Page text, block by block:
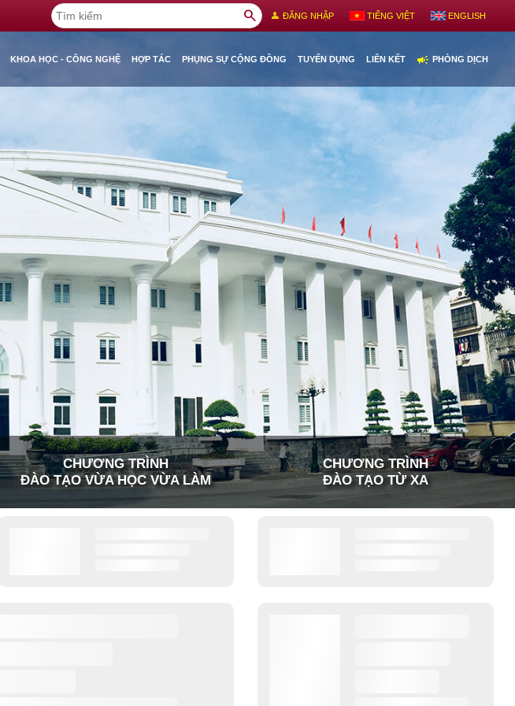
search person ĐĂNG NHẬP TIẾNG VIỆT ENGLISH
KHOA HỌC - CÔNG NGHỆ HỢP TÁC PHỤNG SỰ CỘNG ĐỒNG TUYỂN DỤNG LIÊN KẾT campaign PHÒNG DỊCH
CHƯƠNG TRÌNH
ĐÀO TẠO VỪA HỌC VỪA LÀM
CHƯƠNG TRÌNH
ĐÀO TẠO TỪ XA